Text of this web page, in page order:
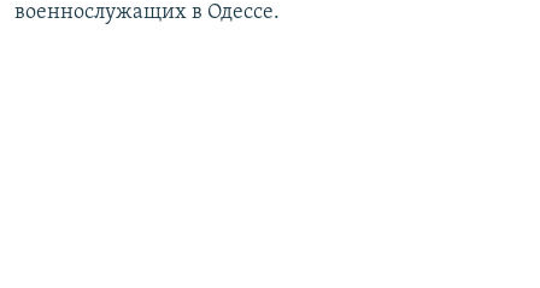
военнослужащих в Одессе.